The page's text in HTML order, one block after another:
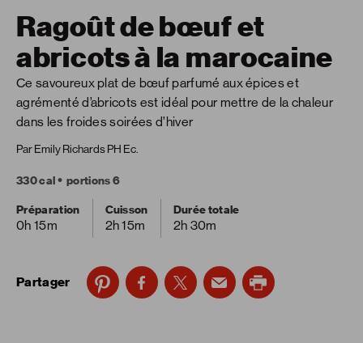
Ragoût de bœuf et
abricots à la marocaine
Ce savoureux plat de bœuf parfumé aux épices et
agrémenté d’abricots est idéal pour mettre de la chaleur
dans les froides soirées d’hiver
Par Emily Richards PH Ec.
330 cal
portions 6
Préparation
0h 15m
Cuisson
2h 15m
Durée totale
2h 30m
Partager